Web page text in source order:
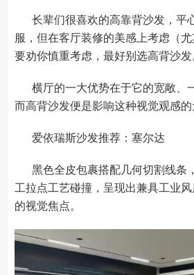
长辈们很喜欢的高靠背沙发，平
服，但在客厅装修的美感上考虑（
要劝你慎重考虑，最好别选高背沙发
横厅的一大优势在于它的宽敞、
而高背沙发便是影响这种视觉观感的
爱依瑞斯沙发推荐：塞尔达
黑色全皮包裹搭配几何切割线条
工拉点工艺碰撞，呈现出兼具工业
的视觉焦点。